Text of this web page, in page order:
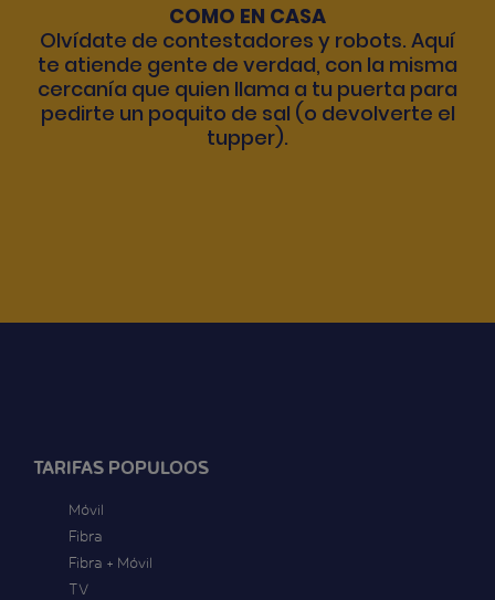
COMO EN CASA
Olvídate de contestadores y robots. Aquí
te atiende gente de verdad, con la misma
cercanía que quien llama a tu puerta para
pedirte un poquito de sal (o devolverte el
tupper).
TARIFAS POPULOOS
Móvil
Fibra
Fibra + Móvil
TV